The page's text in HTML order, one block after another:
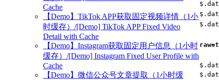
Cache
【Demo】TikTok APP获取固定视频详情（1小
时缓存）/[Demo] TikTok APP Fixed Video
Detail with Cache
【Demo】Instagram获取固定用户信息（1小时
缓存）/[Demo] Instagram Fixed User Profile with
Cache
【Demo】微信公众号文章提取（1小时缓